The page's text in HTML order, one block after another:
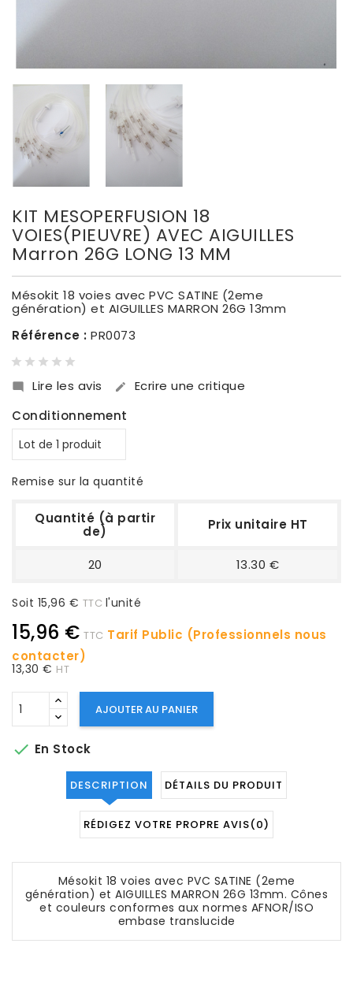
KIT MESOPERFUSION 18
VOIES(PIEUVRE) AVEC AIGUILLES
Marron 26G LONG 13 MM
Mésokit 18 voies avec PVC SATINE (2eme
génération) et AIGUILLES MARRON 26G 13mm
Référence : PR0073
 Lire les avis 
Ecrire une critique
Conditionnement
Remise sur la quantité
Quantité (à partir
de)
Prix unitaire HT
20 13.30 €
Soit 15,96 € TTC l'unité
15,96 € TTC Tarif Public (Professionnels nous
contacter)
13,30 € HT
AJOUTER AU PANIER
 En Stock
DESCRIPTION DÉTAILS DU PRODUIT
RÉDIGEZ VOTRE PROPRE AVIS(0)
Mésokit 18 voies avec PVC SATINE (2eme
génération) et AIGUILLES MARRON 26G 13mm. Cônes
et couleurs conformes aux normes AFNOR/ISO
embase translucide